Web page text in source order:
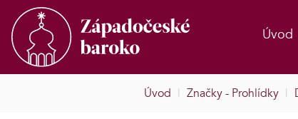
Úvod
Úvod | Značky - Prohlídky |